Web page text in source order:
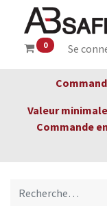
0 Se
Valeur
Commande